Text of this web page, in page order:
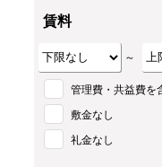
賃料
～
管理費・共益費を
敷金なし
礼金なし